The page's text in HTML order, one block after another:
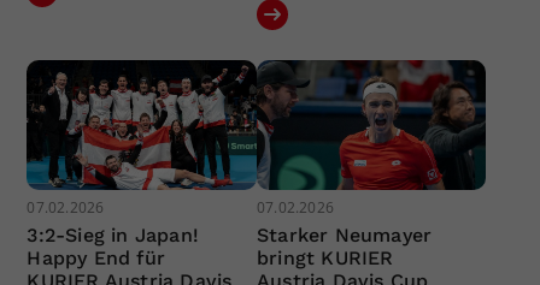
07.02.2026
3:2-Sieg in Japan!
Happy End für
07.02.2026
Starker Neumayer
bringt KURIER